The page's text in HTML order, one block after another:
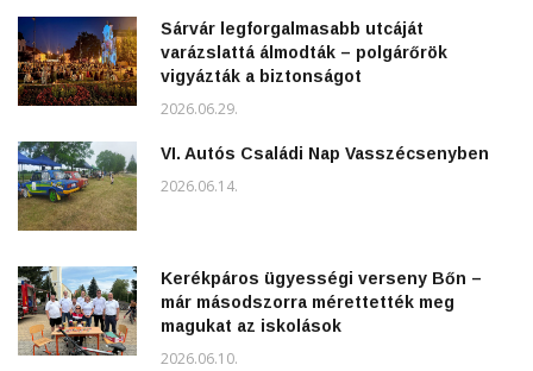
Sárvár legforgalmasabb utcáját
varázslattá álmodták – polgárőrök
vigyázták a biztonságot
2026.06.29.
VI. Autós Családi Nap Vasszécsenyben
2026.06.14.
Kerékpáros ügyességi verseny Bőn –
már másodszorra mérettették meg
magukat az iskolások
2026.06.10.